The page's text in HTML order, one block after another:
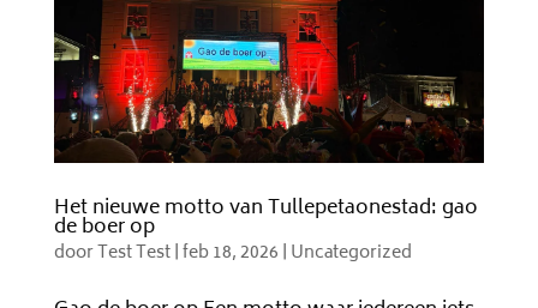
Het nieuwe motto van Tullepetaonestad: gao
de boer op
doorTest Test|feb 18, 2026 | Uncategorized